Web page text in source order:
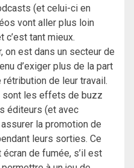
(et celui-ci en
vont aller plus loin
c’est tant mieux.
on est dans un secteur de
d’exiger plus de la part
de leur travail.
sont les effets de buzz
éditeurs (et avec
la promotion de
leurs sorties. Ce
de fumée, s’il est